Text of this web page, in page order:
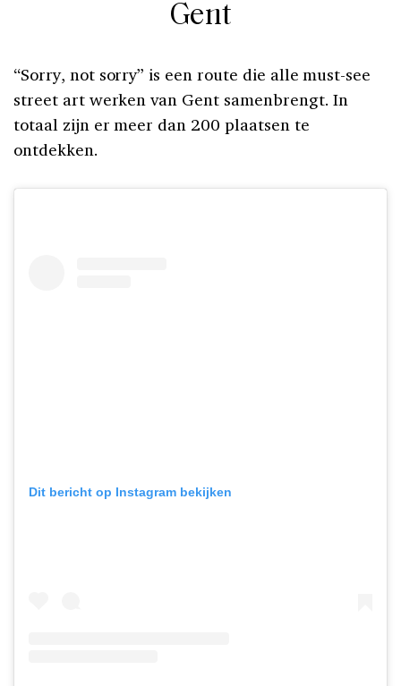
Gent
“Sorry, not sorry” is een route die alle must-see
street art werken van Gent samenbrengt. In
totaal zijn er meer dan 200 plaatsen te
ontdekken.
Dit bericht op Instagram bekijken